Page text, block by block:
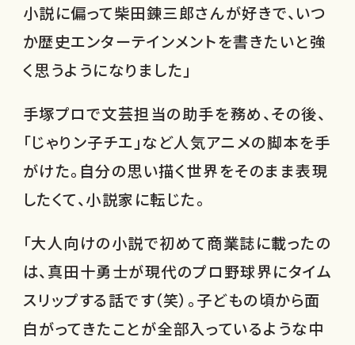
小説に偏って柴田錬三郎さんが好きで、いつ
か歴史エンターテインメントを書きたいと強
く思うようになりました」
手塚プロで文芸担当の助手を務め、その後、
「じゃりン子チエ」など人気アニメの脚本を手
がけた。自分の思い描く世界をそのまま表現
したくて、小説家に転じた。
「大人向けの小説で初めて商業誌に載ったの
は、真田十勇士が現代のプロ野球界にタイム
スリップする話です（笑）。子どもの頃から面
白がってきたことが全部入っているような中